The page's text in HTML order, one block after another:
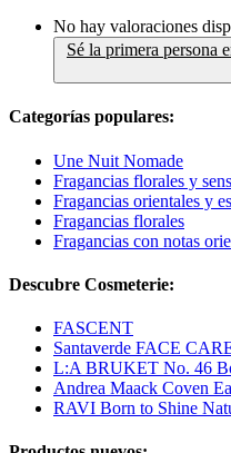
No hay valoraciones
Sé la primera persona
Categorías populares:
Une Nuit Nomade
Fragancias florales y
Fragancias orientales y
Fragancias florales
Fragancias con notas
Descubre Cosmeterie:
FASCENT
Santaverde FACE
L:A BRUKET No. 46
Andrea Maack Coven
RAVI Born to Shine